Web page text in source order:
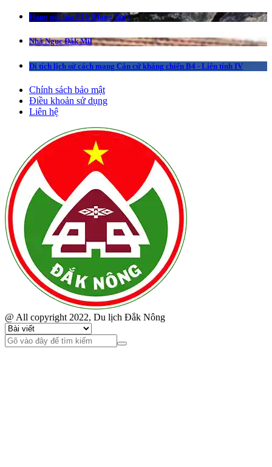
Hang núi lửa P10 (Hang Dơi)
Nhà Ngục Đắk Mil
Di tích lịch sử cách mạng Căn cứ kháng chiến B4 - Liên tỉnh IV
Chính sách bảo mật
Điều khoản sử dụng
Liên hệ
@ All copyright 2022, Du lịch Đắk Nông